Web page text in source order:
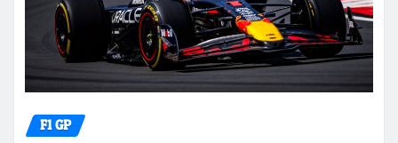
F1 GP